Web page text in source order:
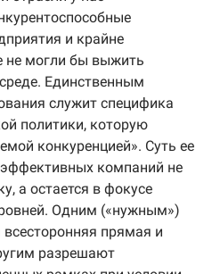
и крайне
не могли бы выжить
Единственным
служит специфика
политики, которую
конкуренцией». Суть ее
компаний не
а остается в фокусе
Одним («нужным»)
прямая и
разрешают